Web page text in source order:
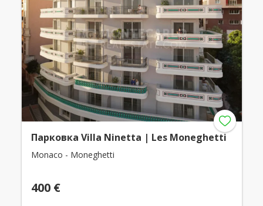
Парковка Villa Ninetta | Les Moneghetti
Monaco - Moneghetti
400 €